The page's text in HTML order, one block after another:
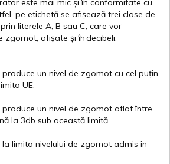
este mai mic și în conformitate cu
, pe etichetă se afișează trei clase de
prin literele A, B sau C, care vor
zgomot, afișate și îndecibeli.
produce un nivel de zgomot cu cel puțin
UE.
produce un nivel de zgomot aflat între
la 3db sub această limită.
la limita nivelului de zgomot admis in